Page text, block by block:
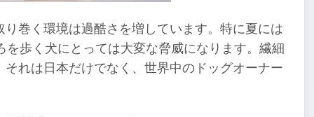
巻く環境は過酷さを増しています。特に夏には
歩く犬にとっては大変な脅威になります。繊細
れは日本だけでなく、世界中のドッグオーナー